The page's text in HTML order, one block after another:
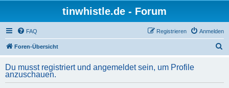
tinwhistle.de - Forum
FAQ Anmelden
Registrieren
Foren-Übersicht
h
Du musst registriert und angemeldet sein, um Profile
anzuschauen.